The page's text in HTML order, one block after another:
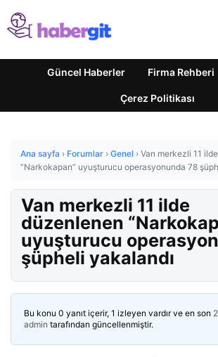
Güncel Haberler Firma Rehberi
Çerez Politikası
Ana sayfa › Forumlar › Genel › Van merkezli 11
“Narkokapan” uyuşturucu operasyonunda 78
Van merkezli 11 ilde
düzenlenen
uyuşturucu
şüpheli yakalandı
Bu konu 0 yanıt içerir, 1 izleyen vardır ve en son
admin tarafından güncellenmiştir.